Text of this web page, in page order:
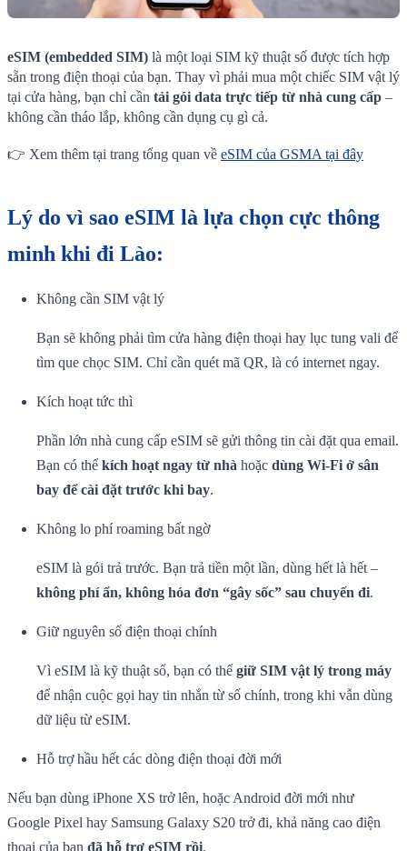
eSIM (embedded SIM) là một loại SIM kỹ thuật số được tích hợp
sẵn trong điện thoại của bạn. Thay vì phải mua một chiếc SIM vật lý
tại cửa hàng, bạn chỉ cần tải gói data trực tiếp từ nhà cung cấp –
không cần tháo lắp, không cần dụng cụ gì cả.
👉 Xem thêm tại trang tổng quan về eSIM của GSMA tại đây
Lý do vì sao eSIM là lựa chọn cực thông
minh khi đi Lào:
Không cần SIM vật lý
Bạn sẽ không phải tìm cửa hàng điện thoại hay lục tung vali để
tìm que chọc SIM. Chỉ cần quét mã QR, là có internet ngay.
Kích hoạt tức thì
Phần lớn nhà cung cấp eSIM sẽ gửi thông tin cài đặt qua email.
Bạn có thể kích hoạt ngay từ nhà hoặc dùng Wi-Fi ở sân
bay để cài đặt trước khi bay.
Không lo phí roaming bất ngờ
eSIM là gói trả trước. Bạn trả tiền một lần, dùng hết là hết –
không phí ẩn, không hóa đơn “gây sốc” sau chuyến đi.
Giữ nguyên số điện thoại chính
Vì eSIM là kỹ thuật số, bạn có thể giữ SIM vật lý trong máy
để nhận cuộc gọi hay tin nhắn từ số chính, trong khi vẫn dùng
dữ liệu từ eSIM.
Hỗ trợ hầu hết các dòng điện thoại đời mới
Nếu bạn dùng iPhone XS trở lên, hoặc Android đời mới như
Google Pixel hay Samsung Galaxy S20 trở đi, khả năng cao điện
thoại của bạn đã hỗ trợ eSIM rồi.